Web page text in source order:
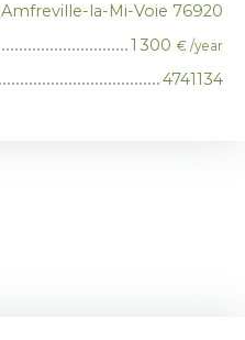
Amfreville-la-Mi-Voie 76920
1 300 € /year
4741134